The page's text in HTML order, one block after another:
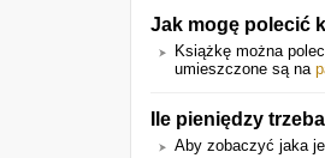
Jak mogę polecić
Książkę można
umieszczone są na
Ile pieniędzy
Aby zobaczyć jaka